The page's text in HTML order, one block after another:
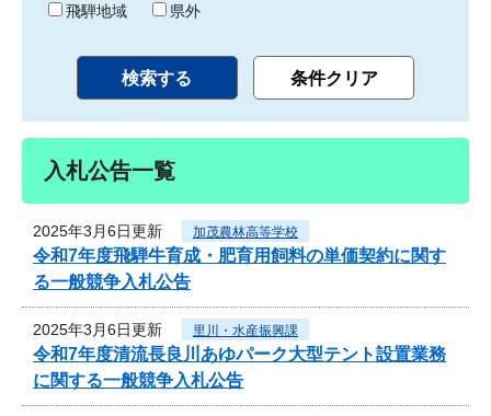
飛騨地域
県外
入札公告一覧
2025年3月6日更新 加茂農林高等学校
令和7年度飛騨牛育成・肥育用飼料の単価契約に関す
る一般競争入札公告
2025年3月6日更新 里川・水産振興課
令和7年度清流長良川あゆパーク大型テント設置業務
に関する一般競争入札公告